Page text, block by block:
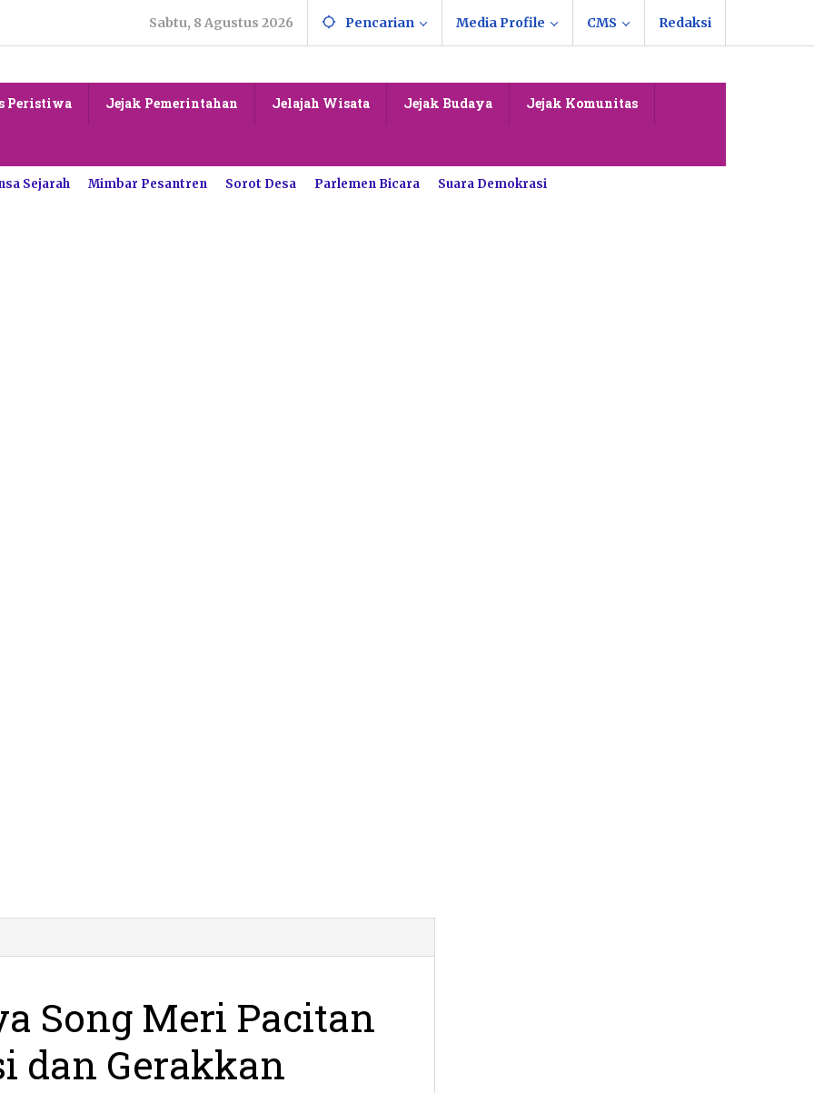
Sabtu, 8 Agustus 2026 Pencarian Media Profile CMS Redaksi
Peristiwa Jejak Pemerintahan Jelajah Wisata Jejak Budaya Jejak Komunitas
Sejarah Mimbar Pesantren Sorot Desa Parlemen Bicara Suara Demokrasi
Song Meri Pacitan
dan Gerakkan